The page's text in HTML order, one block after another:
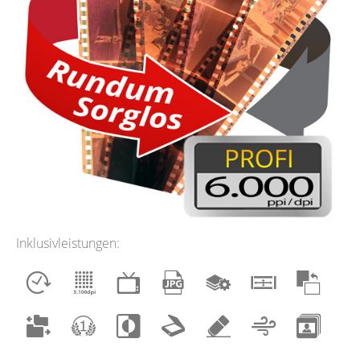
Inklusivleistungen: